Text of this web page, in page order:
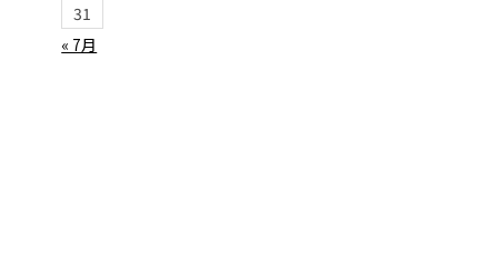
« 7月
31